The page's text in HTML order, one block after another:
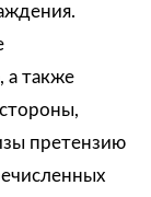
а также
претензию